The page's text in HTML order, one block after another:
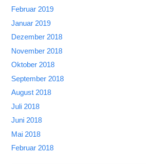
Februar 2019
Januar 2019
Dezember 2018
November 2018
Oktober 2018
September 2018
August 2018
Juli 2018
Juni 2018
Mai 2018
Februar 2018